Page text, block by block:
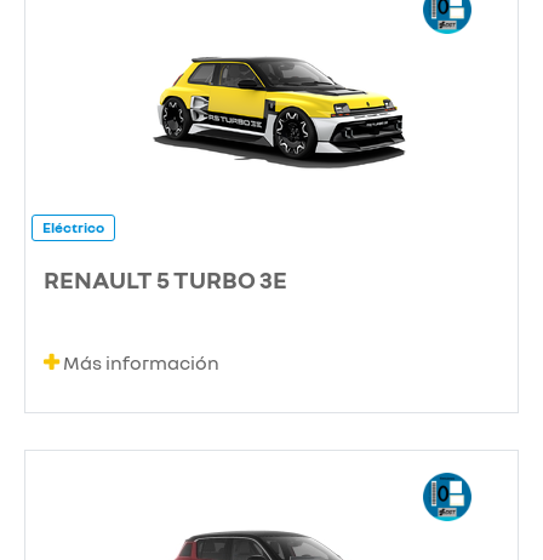
Eléctrico
RENAULT 5 TURBO 3E
Más información